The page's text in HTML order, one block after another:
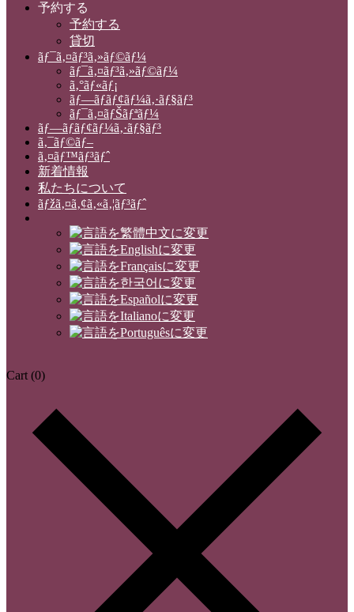
予約する
予約する
貸切
ãƒ¯ã‚¤ãƒ³ã‚»ãƒ©ãƒ¼
ãƒ¯ã‚¤ãƒ³ã‚»ãƒ©ãƒ¼
ã‚°ãƒ«ãƒ¡
ãƒ—ãƒ­ãƒ¢ãƒ¼ã‚·ãƒ§ãƒ³
ãƒ¯ã‚¤ãƒŠãƒªãƒ¼
ãƒ—ãƒ­ãƒ¢ãƒ¼ã‚·ãƒ§ãƒ³
ã‚¯ãƒ©ãƒ–
ã‚¤ãƒ™ãƒ³ãƒˆ
新着情報
私たちについて
ãƒžã‚¤ã‚¢ã‚«ã‚¦ãƒ³ãƒˆ
Cart (0)